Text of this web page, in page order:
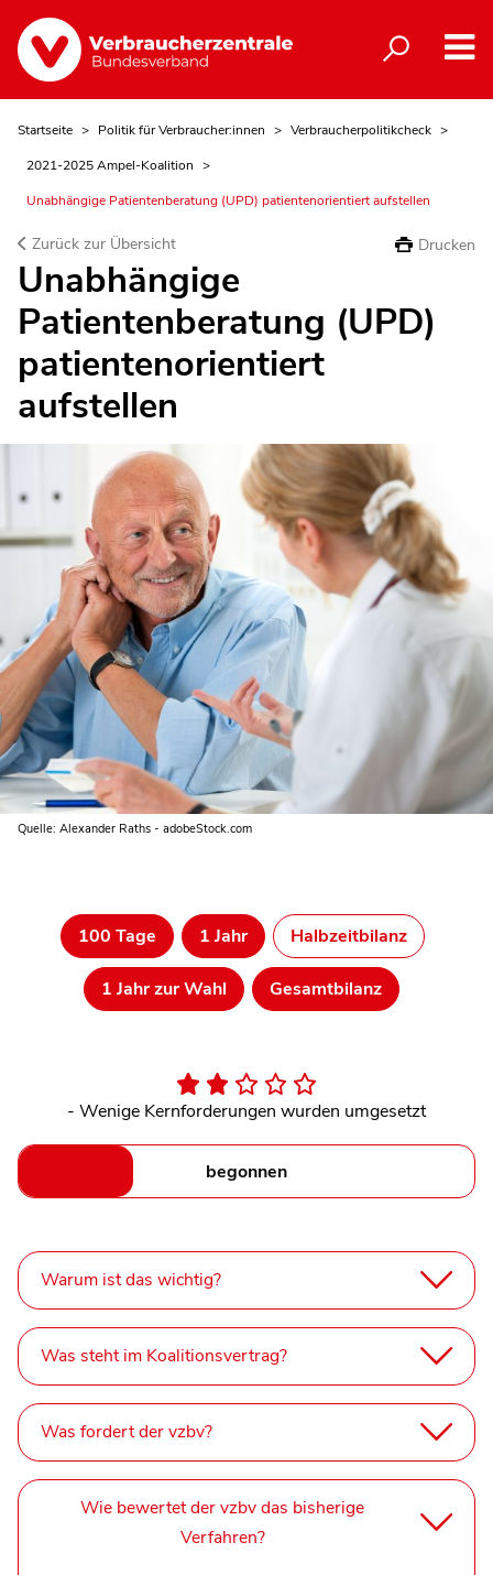
Startseite Politik für Verbraucher:innen
Verbraucherpolitikcheck
2021-2025 Ampel-Koalition
Unabhängige Patientenberatung (UPD) patientenorientiert aufstellen
Zurück zur Übersicht Drucken
Unabhängige
Patientenberatung (UPD)
patientenorientiert
aufstellen
Quelle: Alexander Raths - adobeStock.com
100 Tage 1 Jahr Halbzeitbilanz
1 Jahr zur Wahl Gesamtbilanz
- Wenige Kernforderungen wurden umgesetzt
begonnen
Warum ist das wichtig?
Was steht im Koalitionsvertrag?
Was fordert der vzbv?
Wie bewertet der vzbv das bisherige
Verfahren?